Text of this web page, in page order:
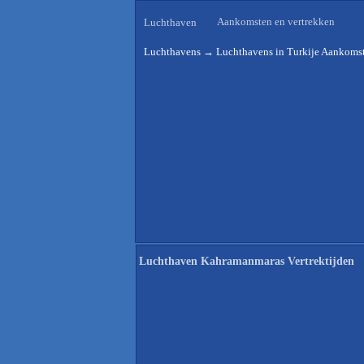
Luchthaven Aankomsten en vertrekken
Luchthavens → Luchthavens in Turkije
Luchthaven Kahramanmaras Vertrektijden